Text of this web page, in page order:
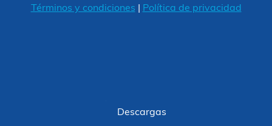
Términos y condiciones
Política de privacidad
Descargas